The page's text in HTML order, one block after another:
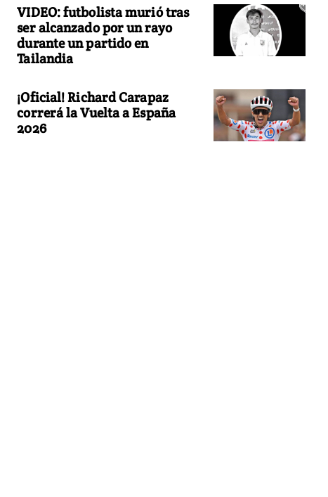
VIDEO: futbolista murió tras
ser alcanzado por un rayo
durante un partido en
Tailandia
¡Oficial! Richard Carapaz
correrá la Vuelta a España
2026